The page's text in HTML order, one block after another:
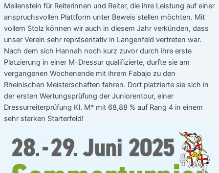
Meilenstein für Reiterinnen und Reiter, die ihre Leistung auf einer
anspruchsvollen Plattform unter Beweis stellen möchten. Mit
vollem Stolz können wir auch in diesem Jahr verkünden, dass
unser Verein sehr repräsentativ in Langenfeld vertreten war.
Nach dem sich Hannah noch kurz zuvor durch ihre erste
Platzierung in einer M-Dressur qualifizierte, durfte sie am
vergangenen Wochenende mit ihrem Fabajo zu den
Rheinischen Meisterschaften fahren. Dort platzierte sie sich in
der ersten Wertungsprüfung der Juniorentour, einer
Dressurreiterprüfung Kl. M* mit 68,88 % auf Rang 4 in einem
sehr starken Starterfeld!